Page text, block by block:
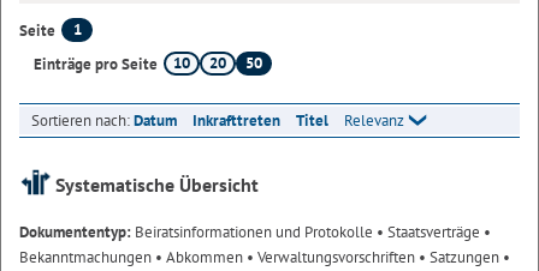
Seite
1
Einträge pro Seite
10 20 50
Sortieren nach:Datum Inkrafttreten Titel Relevanz
Systematische Übersicht
Dokumententyp: Beiratsinformationen und Protokolle • Staatsverträge •
Bekanntmachungen • Abkommen • Verwaltungsvorschriften • Satzungen •